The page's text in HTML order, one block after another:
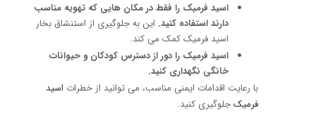
اسید فرمیک را فقط در مکان هایی که تهویه مناسب
دارند استفاده کنید. این به جلوگیری از استنشاق بخار
اسید فرمیک کمک می کند.
اسید فرمیک را دور از دسترس کودکان و حیوانات
خانگی نگهداری کنید.
با رعایت اقدامات ایمنی مناسب، می توانید از خطرات اسید
فرمیکجلوگیری کنید.